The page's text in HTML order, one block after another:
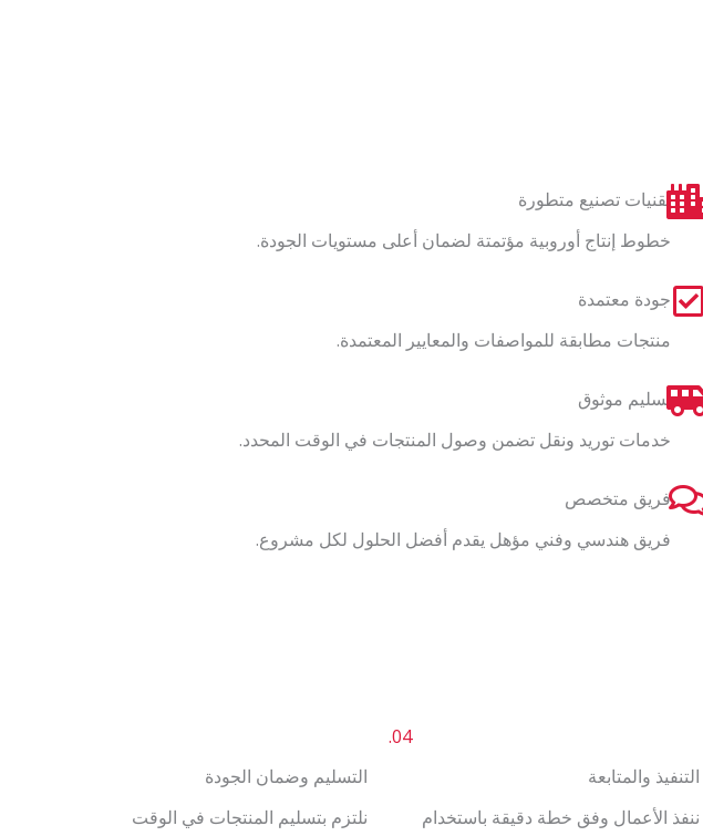
تقنيات تصنيع متطورة
خطوط إنتاج أوروبية مؤتمتة لضمان أعلى مستويات الجودة.
جودة معتمدة
منتجات مطابقة للمواصفات والمعايير المعتمدة.
تسليم موثوق
خدمات توريد ونقل تضمن وصول المنتجات في الوقت المحدد.
فريق متخصص
فريق هندسي وفني مؤهل يقدم أفضل الحلول لكل مشروع.
التنفيذ والمتابعة
ننفذ الأعمال وفق خطة دقيقة باستخدام
04.
التسليم وضمان الجودة
نلتزم بتسليم المنتجات في الوقت